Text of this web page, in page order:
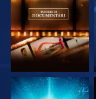
SERIE